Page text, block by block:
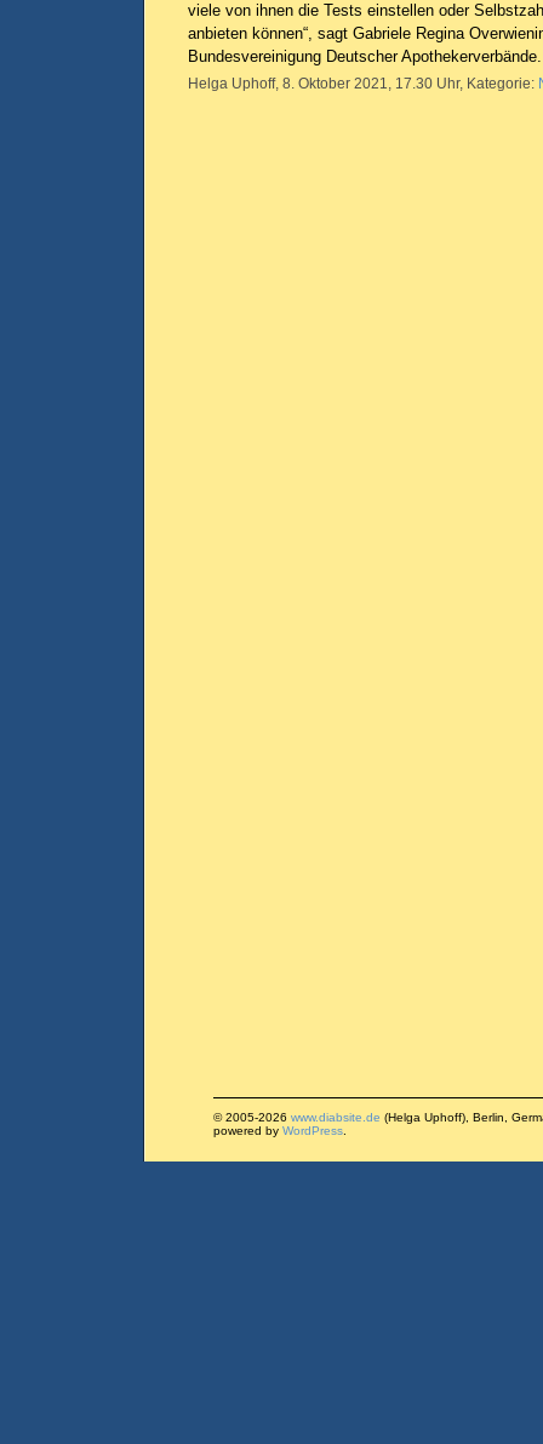
viele von ihnen die Tests einstellen oder
anbieten können“, sagt Gabriele Regina
Bundesvereinigung Deutscher
Helga Uphoff, 8. Oktober 2021, 17.30 Uhr, Kategorie:
© 2005-2026 www.diabsite.de (Helga Uphoff), Berlin,
powered by WordPress.